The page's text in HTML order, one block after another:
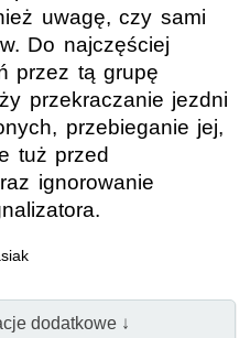
uwagę, czy sami
Do najczęściej
przez tą grupę
przekraczanie jezdni
przebieganie jej,
tuż przed
ignorowanie
dodatkowe ↓